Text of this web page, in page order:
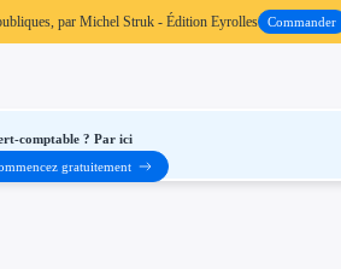
par Michel Struk - Édition Eyrolles Commander
comptable ? Par ici
gratuitement